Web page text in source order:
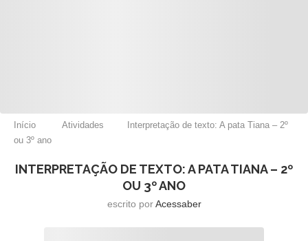
Início Atividades
Interpretação de texto: A pata Tiana – 2º
ou 3º ano
INTERPRETAÇÃO DE TEXTO: A PATA TIANA – 2º
OU 3º ANO
escrito porAcessaber